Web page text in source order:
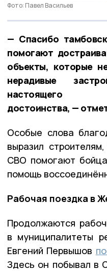
Фото: Павел Васильев
— Спасибо
помогают
объекты, которые
нерадивые
настоящего
достоинства, —
Особые слова
выразил
СВО помогают
помощь
Рабочая поездка в
Продолжаются
в муниципалитеты
Евгений Первышов
Здесь он побывал в